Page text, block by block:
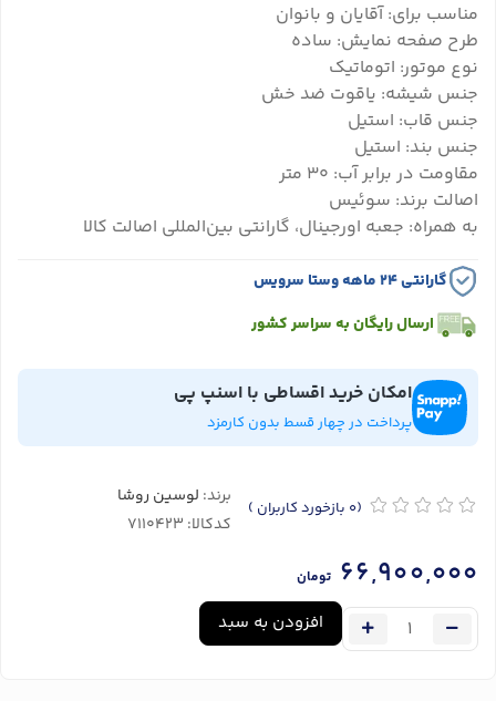
مناسب برای: آقایان و بانوان
طرح صفحه نمایش: ساده
نوع موتور: اتوماتیک
جنس شیشه: یاقوت ضد خش
جنس قاب: استیل
جنس بند: استیل
مقاومت در برابر آب: 30 متر
اصالت برند: سوئیس
به همراه: جعبه اورجینال، گارانتی بین‌المللی اصالت کالا
گارانتی ۲۴ ماهه وستا سرویس
ارسال رایگان به سراسر کشور
امکان خرید اقساطی با اسنپ پی
پرداخت در چهار قسط بدون کارمزد
(0 بازخورد کاربران ) برند: لوسین روشا
کدکالا:
66,900,000 تومان
افزودن به سبد